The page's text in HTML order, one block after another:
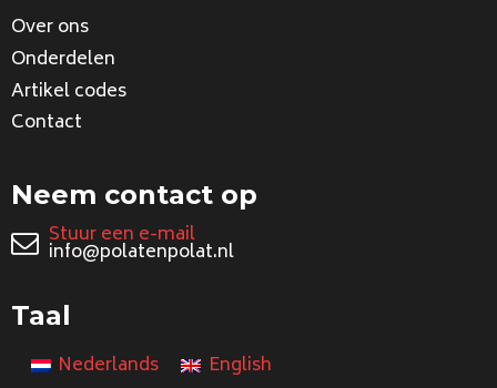
Over ons
Onderdelen
Artikel codes
Contact
Neem contact op
Stuur een e-mail
info@polatenpolat.nl
Taal
Nederlands English